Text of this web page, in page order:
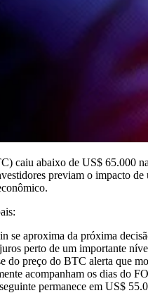
caiu abaixo de US$ 65.000
previam o impacto de
se aproxima da próxima
perto de um importante
do preço do BTC alerta que
acompanham os dias do
permanece em US$